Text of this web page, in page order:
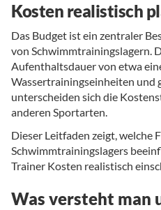
Kosten realistisch
Das Budget ist ein zentraler
von Schwimmtrainingslagern.
Aufenthaltsdauer von etwa
Wassertrainingseinheiten und
unterscheiden sich die
anderen Sportarten.
Dieser Leitfaden zeigt, welche
Schwimmtrainingslagers
Trainer Kosten realistisch
Was versteht man